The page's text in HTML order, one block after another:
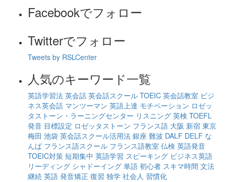
Facebookでフォロー
Twitterでフォロー
Tweets by RSLCenter
人気のキーワード一覧
英語学習法 英会話 英会話スクール TOEIC 英会話教室 ビジ
ネス英会話 マンツーマン 英語上達 モチベーション ロゼッ
タストーン・ラーニングセンター リスニング 英検 TOEFL
発音 目標設定 ロゼッタストーン フランス語 大阪 新宿 東京
梅田 池袋 英会話スクール活用法 銀座 難波 DALF DELF な
んば フランス語スクール フランス語教室 仏検 英語発音
TOEIC対策 短期集中 英語学習 スピーキング ビジネス英語
リーディング シャドーイング 単語 初心者 スキマ時間 文法
継続 英語 発音矯正 復習 独学 社会人 習慣化